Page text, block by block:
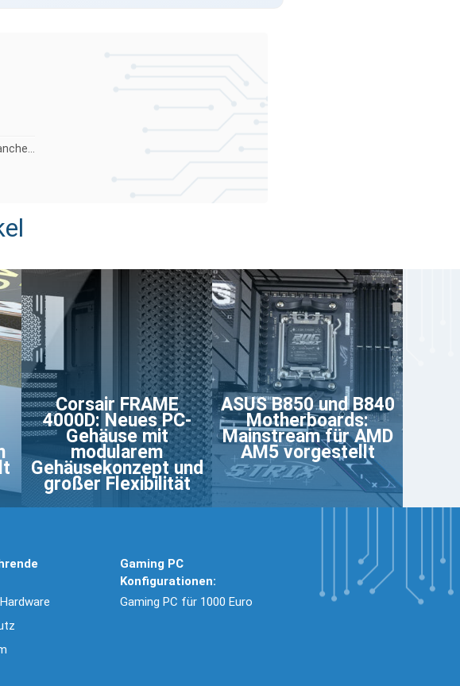
Corsair FRAME
4000D: Neues PC-
Gehäuse mit
modularem
Gehäusekonzept und
großer Flexibilität
ASUS B850 und B840
Motherboards:
Mainstream für AMD
AM5 vorgestellt
Gaming PC
Konfigurationen:
Gaming PC für 1000 Euro